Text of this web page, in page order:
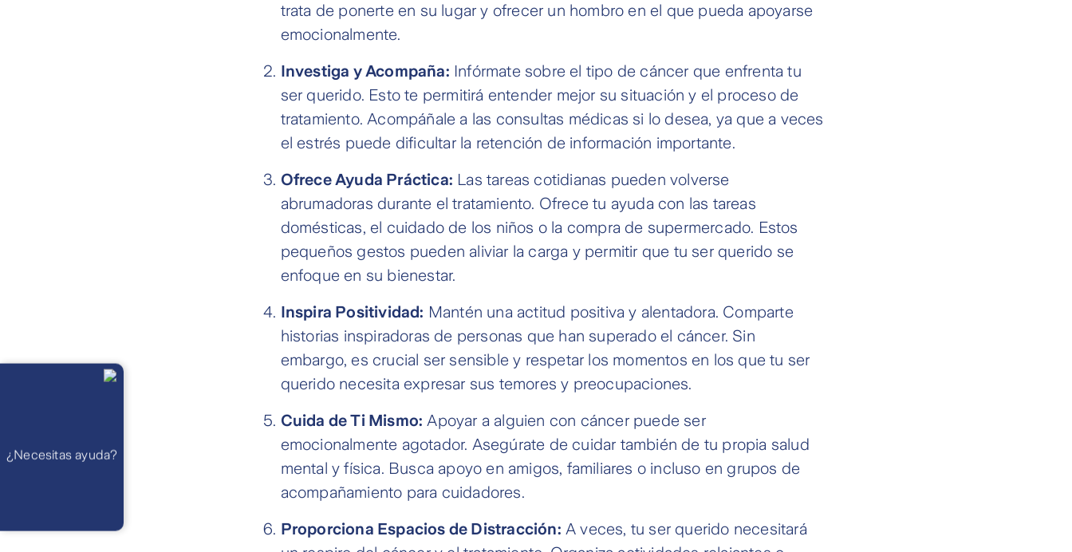
trata de ponerte en su lugar y ofrecer un hombro en el que pueda apoyarse
emocionalmente.
Investiga y Acompaña: Infórmate sobre el tipo de cáncer que enfrenta tu
ser querido. Esto te permitirá entender mejor su situación y el proceso de
tratamiento. Acompáñale a las consultas médicas si lo desea, ya que a veces
el estrés puede dificultar la retención de información importante.
Ofrece Ayuda Práctica: Las tareas cotidianas pueden volverse
abrumadoras durante el tratamiento. Ofrece tu ayuda con las tareas
domésticas, el cuidado de los niños o la compra de supermercado. Estos
pequeños gestos pueden aliviar la carga y permitir que tu ser querido se
enfoque en su bienestar.
Inspira Positividad: Mantén una actitud positiva y alentadora. Comparte
historias inspiradoras de personas que han superado el cáncer. Sin
embargo, es crucial ser sensible y respetar los momentos en los que tu ser
querido necesita expresar sus temores y preocupaciones.
Cuida de Ti Mismo: Apoyar a alguien con cáncer puede ser
emocionalmente agotador. Asegúrate de cuidar también de tu propia salud
mental y física. Busca apoyo en amigos, familiares o incluso en grupos de
acompañamiento para cuidadores.
Proporciona Espacios de Distracción: A veces, tu ser querido necesitará
¿Necesitas ayuda?
Llámanos
Atención 24